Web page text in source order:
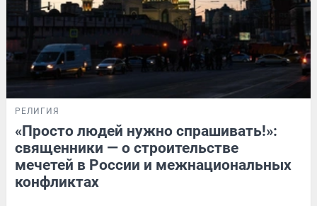
РЕЛИГИЯ
«Просто людей нужно спрашивать!»:
священники — о строительстве
мечетей в России и межнациональных
конфликтах